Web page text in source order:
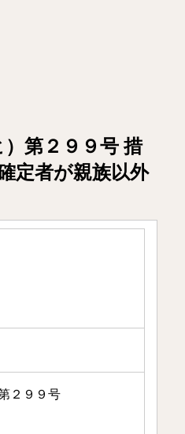
第２９９号 措
定者が親族以外
２９９号